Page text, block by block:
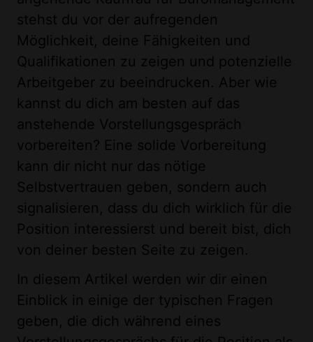
stehst du vor der aufregenden
Möglichkeit, deine Fähigkeiten und
Qualifikationen zu zeigen und potenzielle
Arbeitgeber zu beeindrucken. Aber wie
kannst du dich am besten auf das
anstehende Vorstellungsgespräch
vorbereiten? Eine solide Vorbereitung
kann dir nicht nur das nötige
Selbstvertrauen geben, sondern auch
signalisieren, dass du dich wirklich für die
Position interessierst und bereit bist, dich
von deiner besten Seite zu zeigen.
In diesem Artikel werden wir dir einen
Einblick in einige der typischen Fragen
geben, die dich während eines